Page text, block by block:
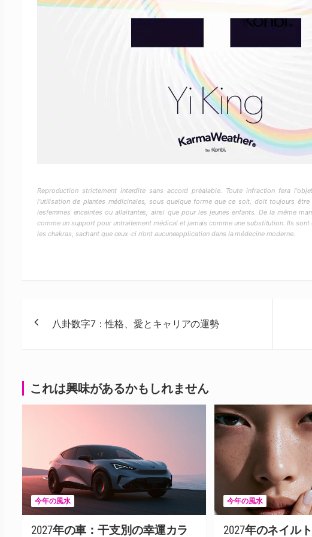
Reproduction strictement interdite sans accord préalable. Toute infraction fera
l'utilisation de plantes médicinales, sous quelque forme que ce soit, doit toujours
lesfemmes enceintes ou allaitantes, ainsi que pour les jeunes enfants. De la même
comme un support pour untraitement médical et jamais comme une substitution. Ils
les chakras, sachant que ceux-ci n'ont aucuneapplication dans la médecine moderne.
稿
ナ
ビ
ゲ
ョ
ン
八卦数字7：性格、愛とキャリアの運勢
これは興味があるかもしれません
今年の風水
2027年の車：干支別の幸運カラ
今年の風水
2027年のネイル